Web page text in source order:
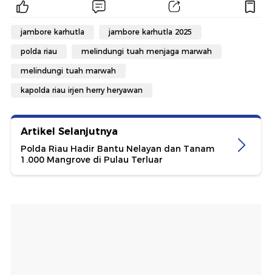
jambore karhutla jambore karhutla 2025
polda riau melindungi tuah menjaga marwah
melindungi tuah marwah
kapolda riau irjen herry heryawan
Artikel Selanjutnya
Polda Riau Hadir Bantu Nelayan dan Tanam
1.000 Mangrove di Pulau Terluar